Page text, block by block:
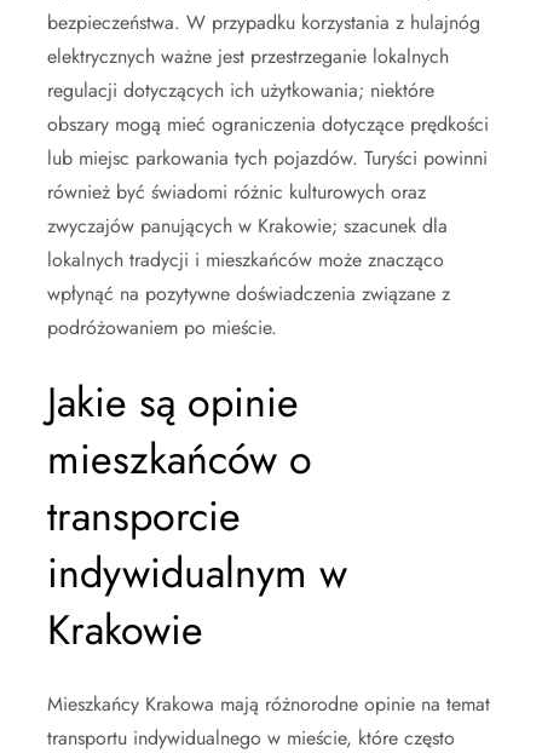
bezpieczeństwa. W przypadku korzystania z hulajnóg
elektrycznych ważne jest przestrzeganie lokalnych
regulacji dotyczących ich użytkowania; niektóre
obszary mogą mieć ograniczenia dotyczące prędkości
lub miejsc parkowania tych pojazdów. Turyści powinni
również być świadomi różnic kulturowych oraz
zwyczajów panujących w Krakowie; szacunek dla
lokalnych tradycji i mieszkańców może znacząco
wpłynąć na pozytywne doświadczenia związane z
podróżowaniem po mieście.
Jakie są opinie
mieszkańców o
transporcie
indywidualnym w
Krakowie
Mieszkańcy Krakowa mają różnorodne opinie na temat
transportu indywidualnego w mieście, które często